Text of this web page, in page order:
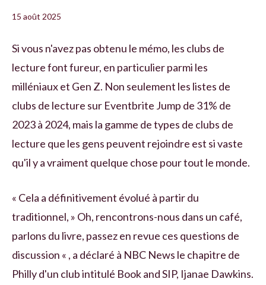
15 août 2025
Si vous n'avez pas obtenu le mémo, les clubs de
lecture font fureur, en particulier parmi les
milléniaux et Gen Z. Non seulement les listes de
clubs de lecture sur Eventbrite Jump de 31% de
2023 à 2024, mais la gamme de types de clubs de
lecture que les gens peuvent rejoindre est si vaste
qu'il y a vraiment quelque chose pour tout le monde.
« Cela a définitivement évolué à partir du
traditionnel, » Oh, rencontrons-nous dans un café,
parlons du livre, passez en revue ces questions de
discussion « , a déclaré à NBC News le chapitre de
Philly d'un club intitulé Book and SIP, Ijanae Dawkins.